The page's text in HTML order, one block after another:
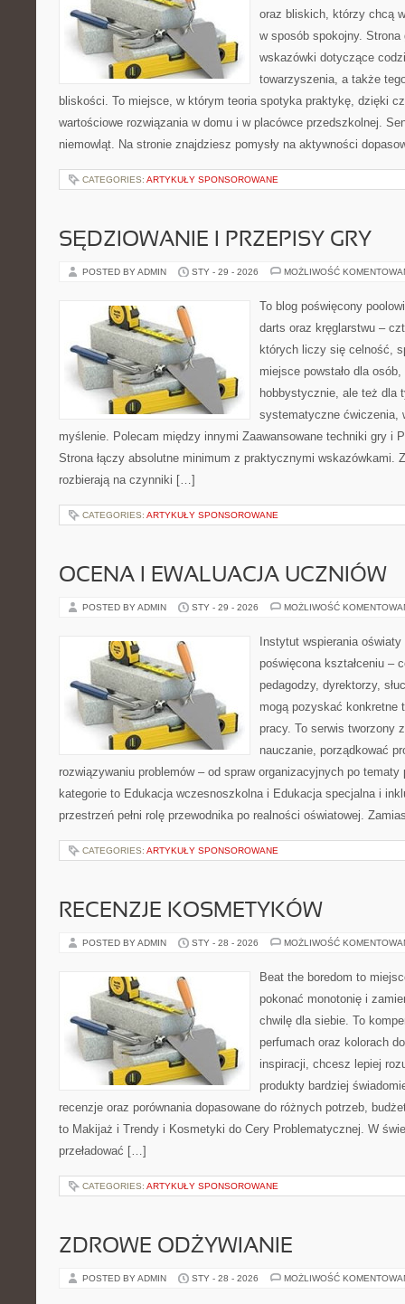
oraz bliskich, którzy chcą
w sposób spokojny.
wskazówki dotyczące
towarzyszenia, a także
bliskości. To miejsce, w którym teoria spotyka praktykę, dzięki
wartościowe rozwiązania w domu i w placówce przedszkolnej.
niemowląt. Na stronie znajdziesz pomysły na aktywności
CATEGORIES: ARTYKUŁY SPONSOROWANE
SĘDZIOWANIE I PRZEPISY GRY
POSTED BY ADMIN STY - 29 - 2026 MOŻLIWOŚĆ
To blog poświęcony
darts oraz kręglarstwu –
których liczy się celność,
miejsce powstało dla
hobbystycznie, ale też dla
systematyczne ćwiczenia,
myślenie. Polecam między innymi Zaawansowane techniki gry i
Strona łączy absolutne minimum z praktycznymi wskazówkami.
rozbierają na czynniki […]
CATEGORIES: ARTYKUŁY SPONSOROWANE
OCENA I EWALUACJA UCZNIÓW
POSTED BY ADMIN STY - 29 - 2026 MOŻLIWOŚĆ
Instytut wspierania
poświęcona kształceniu –
pedagodzy, dyrektorzy,
mogą pozyskać konkretne
pracy. To serwis tworzony
nauczanie, porządkować
rozwiązywaniu problemów – od spraw organizacyjnych po
kategorie to Edukacja wczesnoszkolna i Edukacja specjalna i
przestrzeń pełni rolę przewodnika po realności oświatowej.
CATEGORIES: ARTYKUŁY SPONSOROWANE
RECENZJE KOSMETYKÓW
POSTED BY ADMIN STY - 28 - 2026 MOŻLIWOŚĆ
Beat the boredom to
pokonać monotonię i
chwilę dla siebie. To
perfumach oraz kolorach
inspiracji, chcesz lepiej
produkty bardziej
recenzje oraz porównania dopasowane do różnych potrzeb,
to Makijaż i Trendy i Kosmetyki do Cery Problematycznej. W
przeładować […]
CATEGORIES: ARTYKUŁY SPONSOROWANE
ZDROWE ODŻYWIANIE
POSTED BY ADMIN STY - 28 - 2026 MOŻLIWOŚĆ